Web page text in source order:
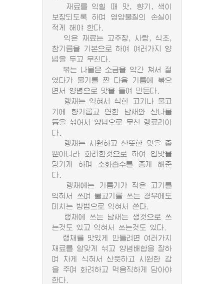
재료를 익힐 때 맛, 향기, 색이
보장되도록 하며 영양물질의 손실이
적게 해야 한다.
익은 재료는 고추장, 사탕, 식초,
참기름을 기본으로 하여 여러가지 양
념을 두고 무친다.
볶는 나물은 소금을 약간 쳐서 절
였다가 물기를 짠 다음 기름에 볶으
면서 양념으로 맛을 들여 만든다.
랭채는 익혀서 식힌 고기나 물고
기에 향기롭고 연한 남새와 산나물
등을 섞어서 양념으로 무친 랭료리이
다.
랭채는 시원하고 산뜻한 맛을 줄
뿐아니라 화려한것으로 하여 입맛을
당기게 하며 소화흡수를 좋게 해준
다.
랭채에는 기름기가 적은 고기를
익혀서 쓰며 물고기를 쓰는 경우에도
데치는 방법으로 익혀서 쓴다.
랭채에 쓰는 남새는 생것으로 쓰
는것도 있고 익혀서 쓰는것도 있다.
랭채를 맛있게 만들려면 여러가지
재료를 알맞게 섞고 양념배합을 잘하
며 차게 식혀서 산뜻하고 시원한 감
을 주며 화려하고 먹음직하게 담아야
한다.